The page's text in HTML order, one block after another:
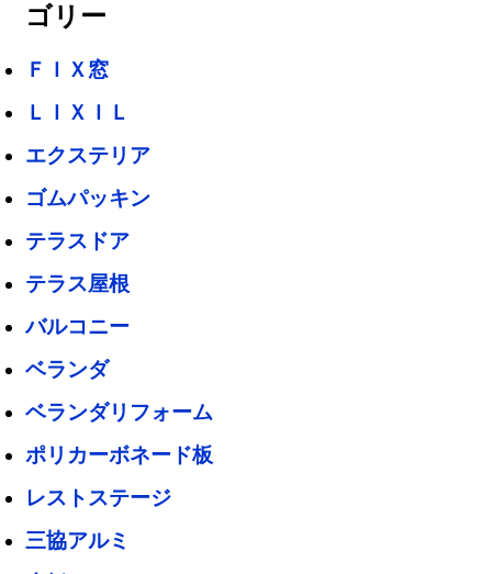
ＦＩＸ窓
ＬＩＸＩＬ
エクステリア
ゴムパッキン
テラスドア
テラス屋根
バルコニー
ベランダ
ベランダリフォーム
ポリカーボネード板
レストステージ
三協アルミ